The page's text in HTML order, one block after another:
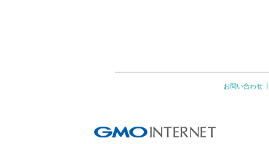
お問い合わせ